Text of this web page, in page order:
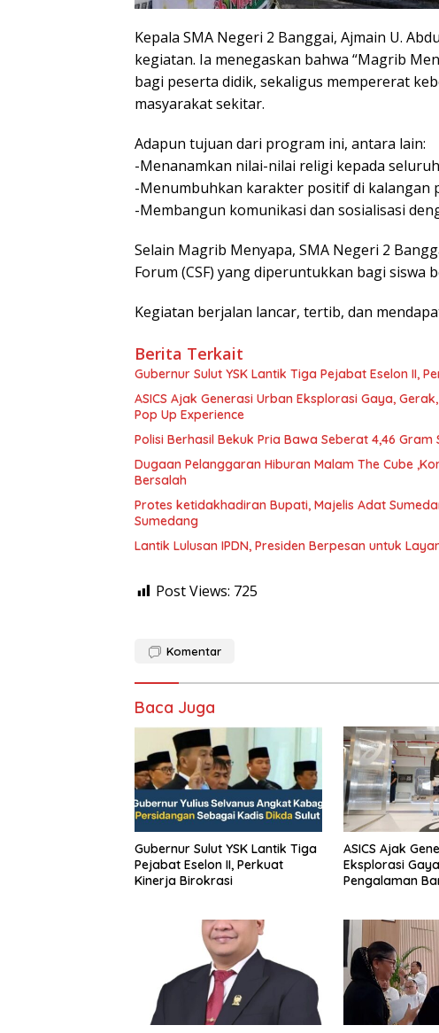
Kepala SMA Negeri 2 Banggai, Ajmain U.
kegiatan. Ia menegaskan bahwa “Magrib
bagi peserta didik, sekaligus mempererat
masyarakat sekitar.
Adapun tujuan dari program ini, antara lain:
-Menanamkan nilai-nilai religi kepada
-Menumbuhkan karakter positif di kalangan
-Membangun komunikasi dan sosialisasi
Selain Magrib Menyapa, SMA Negeri 2
Forum (CSF) yang diperuntukkan bagi siswa
Kegiatan berjalan lancar, tertib, dan
Berita Terkait
Gubernur Sulut YSK Lantik Tiga Pejabat
ASICS Ajak Generasi Urban Eksplorasi Gaya,
Pop Up Experience
Polisi Berhasil Bekuk Pria Bawa Seberat 4,46
Dugaan Pelanggaran Hiburan Malam The Cube
Bersalah
Protes ketidakhadiran Bupati, Majelis Adat
Sumedang
Lantik Lulusan IPDN, Presiden Berpesan untuk
Post Views: 725
Komentar
Baca Juga
Gubernur Sulut YSK Lantik Tiga
Pejabat Eselon II, Perkuat
Kinerja Birokrasi
ASICS Ajak
Eksplorasi
Pengalaman